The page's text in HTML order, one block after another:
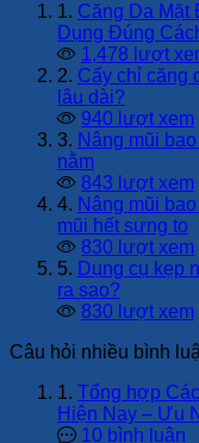
1. Căng Da
Dụng Đúng
1,478 lượt
2. Cấy chỉ căng
lâu dài?
940 lượt xem
3. Nâng mũi
nằm
843 lượt xem
4. Nâng mũi
mũi hết sưng to
830 lượt xem
5. Dụng cụ kẹp
ra sao?
830 lượt xem
Câu hỏi nhiều bình
1. Tổng hợp
Hiện Nay – Ưu
10 bình luận